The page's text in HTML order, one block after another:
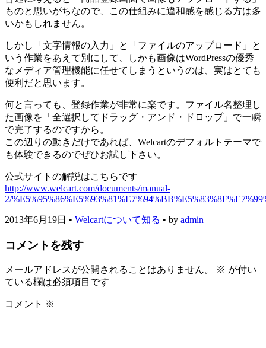
ものと思いがちなので、この仕組みに違和感を感じる方は多
いかもしれません。
しかし「文字情報の入力」と「ファイルのアップロード」と
いう作業をあえて別にして、しかも画像はWordPressの優秀
なメディア管理機能に任せてしまうというのは、実はとても
便利だと思います。
何と言っても、登録作業が非常に楽です。ファイル名整理し
た画像を「全選択してドラッグ・アンド・ドロップ」で一瞬
で完了するのですから。
この辺りの動きだけであれば、Welcartのデフォルトテーマで
も体験できるのでぜひお試し下さい。
公式サイトの解説はこちらです
http://www.welcart.com/documents/manual-
2/
2013年6月19日 • Welcartについて知る • by admin
コメントを残す
メールアドレスが公開されることはありません。 ※ が付い
ている欄は必須項目です
コメント ※